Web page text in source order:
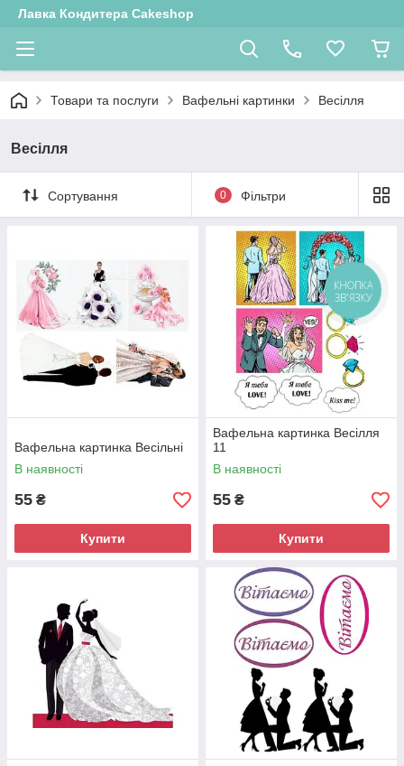
Лавка Кондитера Cakeshop
Товари та послуги Вафельні картинки Весілля
Весілля
Сортування 0 Фільтри
Вафельна картинка Весільні
В наявності
55 ₴
Купити
Вафельна картинка Весілля
11
В наявності
55 ₴
Купити
КНОПКА
ЗВ'ЯЗКУ